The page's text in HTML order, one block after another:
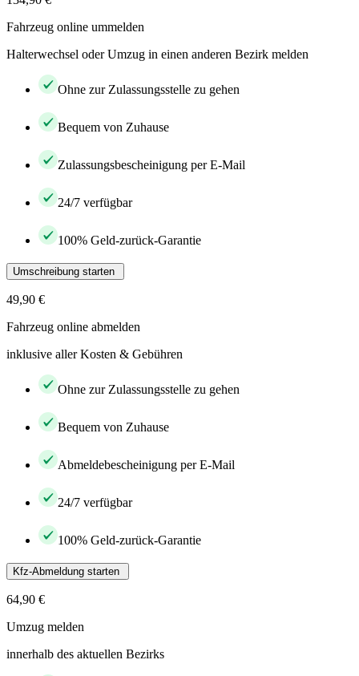
Fahrzeug online ummelden
Halterwechsel oder Umzug in einen anderen Bezirk melden
Ohne zur Zulassungsstelle zu gehen
Bequem von Zuhause
Zulassungsbescheinigung per E-Mail
24/7 verfügbar
100% Geld-zurück-Garantie
Umschreibung starten
49,90 €
Fahrzeug online abmelden
inklusive aller Kosten & Gebühren
Ohne zur Zulassungsstelle zu gehen
Bequem von Zuhause
Abmeldebescheinigung per E-Mail
24/7 verfügbar
100% Geld-zurück-Garantie
Kfz-Abmeldung starten
64,90 €
Umzug melden
innerhalb des aktuellen Bezirks